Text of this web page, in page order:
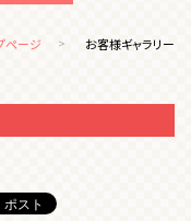
ページ お客様ギャラリー